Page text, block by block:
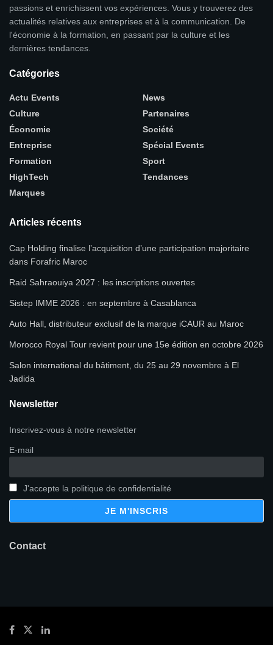
passions et enrichissent vos expériences. Vous y trouverez des
actualités relatives aux entreprises et à la communication. De
l'économie à la formation, en passant par la culture et les
dernières tendances.
Catégories
Actu Events
Culture
Économie
Entreprise
Formation
HighTech
Marques
News
Partenaires
Société
Spécial Events
Sport
Tendances
Articles récents
Cap Holding finalise l’acquisition d’une participation majoritaire
dans Forafric Maroc
Raid Sahraouiya 2027 : les inscriptions ouvertes
Sistep IMME 2026 : en septembre à Casablanca
Auto Hall, distributeur exclusif de la marque iCAUR au Maroc
Morocco Royal Tour revient pour une 15e édition en octobre 2026
Salon international du bâtiment, du 25 au 29 novembre à El
Jadida
Newsletter
Inscrivez-vous à notre newsletter
E-mail
J'accepte la politique de confidentialité
Contact